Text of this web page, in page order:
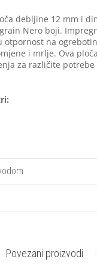
debljine 12 mm i
Nero boji.
otpornost na
i mrlje. Ova
za različite
Povezani proizvodi